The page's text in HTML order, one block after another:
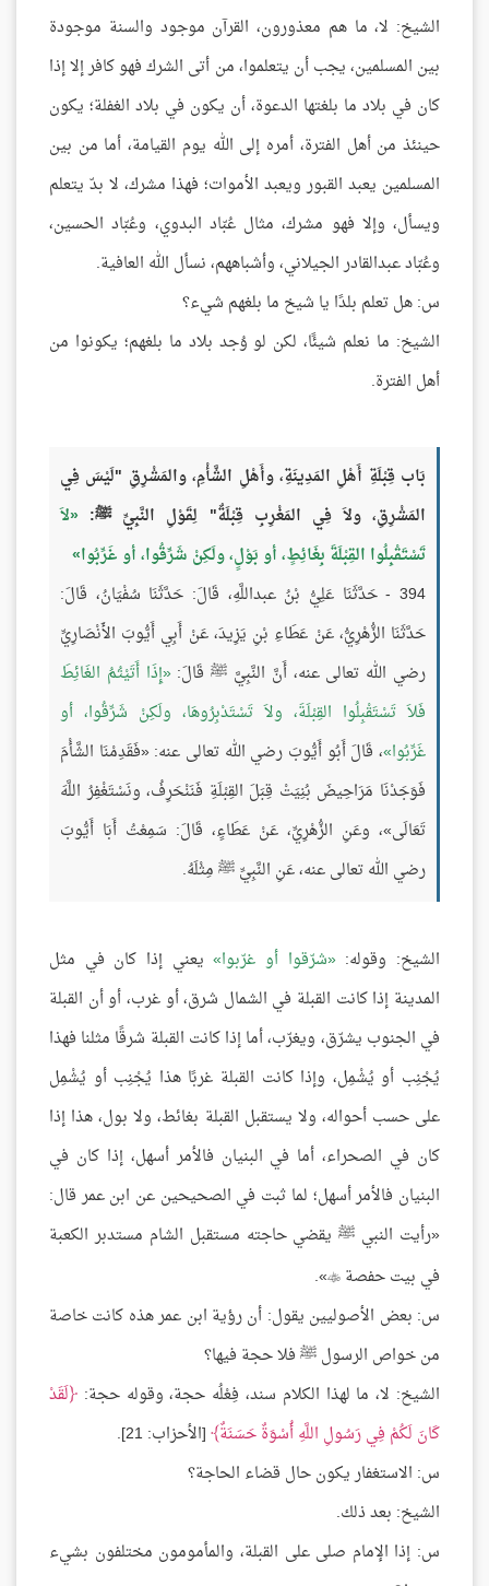
الشيخ: لا، ما هم معذورون، القرآن موجود والسنة موجودة
بين المسلمين، يجب أن يتعلموا، من أتى الشرك فهو كافر إلا إذا
كان في بلاد ما بلغتها الدعوة، أن يكون في بلاد الغفلة؛ يكون
حينئذ من أهل الفترة، أمره إلى الله يوم القيامة، أما من بين
المسلمين يعبد القبور ويعبد الأموات؛ فهذا مشرك، لا بدّ يتعلم
ويسأل، وإلا فهو مشرك، مثال عُبّاد البدوي، وعُبّاد الحسين،
وعُبّاد عبدالقادر الجيلاني، وأشباههم، نسأل الله العافية.
س: هل تعلم بلدًا يا شيخ ما بلغهم شيء؟
الشيخ: ما نعلم شيئًا، لكن لو وُجد بلاد ما بلغهم؛ يكونوا من
أهل الفترة.
بَاب قِبْلَةِ أَهْلِ المَدِينَةِ، وأَهْلِ الشَّأْمِ، والمَشْرِقِ "لَيْسَ فِي
المَشْرِقِ، ولاَ فِي المَغْرِبِ قِبْلَةٌ" لِقَوْلِ النَّبِيِّ ﷺ:
لاَ
تَسْتَقْبِلُوا القِبْلَةَ بِغَائِطٍ، أو بَوْلٍ، ولَكِنْ شَرِّقُوا، أو غَرِّبُوا
394 - حَدَّثَنَا عَلِيُّ بْنُ عبداللَّهِ، قَالَ: حَدَّثَنَا سُفْيَانُ، قَالَ:
حَدَّثَنَا الزُّهْرِيُّ، عَنْ عَطَاءِ بْنِ يَزِيدَ، عَنْ أَبِي أَيُّوبَ الأَنْصَارِيِّ
رضي الله تعالى عنه، أَنَّ النَّبِيَّ ﷺ قَالَ: إِذَا أَتَيْتُمُ الغَائِطَ
فَلاَ تَسْتَقْبِلُوا القِبْلَةَ، ولاَ تَسْتَدْبِرُوهَا، ولَكِنْ شَرِّقُوا، أو
غَرِّبُوا ، قَالَ أَبُو أَيُّوبَ رضي الله تعالى عنه: «فَقَدِمْنَا الشَّأْمَ
فَوَجَدْنَا مَرَاحِيضَ بُنِيَتْ قِبَلَ القِبْلَةِ فَنَنْحَرِفُ، ونَسْتَغْفِرُ اللَّهَ
تَعَالَى»، وعَنِ الزُّهْرِيِّ، عَنْ عَطَاءٍ، قَالَ: سَمِعْتُ أَبَا أَيُّوبَ
رضي الله تعالى عنه، عَنِ النَّبِيِّ ﷺ مِثْلَهُ.
الشيخ: وقوله: شرّقوا أو غرّبوا يعني إذا كان في مثل
المدينة إذا كانت القبلة في الشمال شرق، أو غرب، أو أن القبلة
في الجنوب يشرّق، ويغرّب، أما إذا كانت القبلة شرقًا مثلنا فهذا
يُجْنِب أو يُشْمِل، وإذا كانت القبلة غربًا هذا يُجْنِب أو يُشْمِل
على حسب أحواله، ولا يستقبل القبلة بغائط، ولا بول، هذا إذا
كان في الصحراء، أما في البنيان فالأمر أسهل، إذا كان في
البنيان فالأمر أسهل؛ لما ثبت في الصحيحين عن ابن عمر قال:
«رأيت النبي ﷺ يقضي حاجته مستقبل الشام مستدبر الكعبة
في بيت حفصة 
».
س: بعض الأصوليين يقول: أن رؤية ابن عمر هذه كانت خاصة
من خواص الرسول ﷺ فلا حجة فيها؟
الشيخ: لا، ما لهذا الكلام سند، فِعْلُه حجة، وقوله حجة: لَقَدْ
كَانَ لَكُمْ فِي رَسُولِ اللَّهِ أُسْوَةٌ حَسَنَةٌ [الأحزاب: 21].
س: الاستغفار يكون حال قضاء الحاجة؟
الشيخ: بعد ذلك.
س: إذا الإمام صلى على القبلة، والمأمومون مختلفون بشيء